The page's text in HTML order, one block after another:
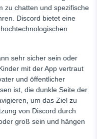
zu chatten und spezifische
Discord bietet eine
sehr sicher sein oder
mit der App vertraut
und öffentlicher
ist, die dunkle Seite der
um das Ziel zu
von Discord durch
groß sein und hängen